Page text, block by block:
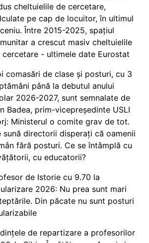
cheltuielile de cercetare,
pe cap de locuitor, în ultimul
Între 2015-2025, spațiul
a crescut masiv cheltuielile
cercetare - ultimele date Eurostat
comasări de clase și posturi, cu 3
până la debutul anului
2026-2027, sunt semnalate de
Badea, prim-vicepreședinte USLI
Ministerul o comite grav de tot.
sună directorii disperați că oamenii
fără posturi. Ce se întâmplă cu
cu educatorii?
de Istorie cu 9.70 la
2026: Nu prea sunt mari
Din păcate nu sunt posturi
de repartizare a profesorilor